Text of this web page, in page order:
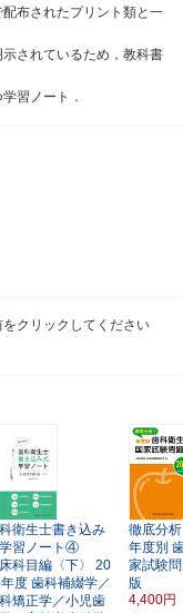
布されたプリント類と一
されているため，教科書
習ノート．
クリックしてください
衛生士書き込み
習ノート④
科目編〈下〉
20
度 歯科補綴学／
矯正学／小児歯
徹底分
年度別
家試験
版
4,400円